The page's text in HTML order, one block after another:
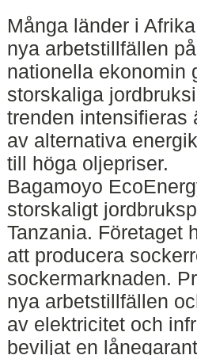
Många länder i
nya arbetstillfällen
nationella ekonomin
storskaliga
trenden intensifieras
av alternativa
till höga oljepriser.
Bagamoyo
storskaligt
Tanzania. Företaget
att producera
sockermarknaden.
nya arbetstillfällen
av elektricitet och
beviljat en